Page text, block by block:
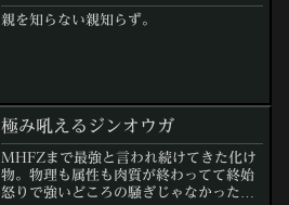
親を知らない親知らず。
極み吼えるジンオウガ
MHFZまで最強と言われ続けてきた化け
物。物理も属性も肉質が終わってて終始
怒りで強いどころの騒ぎじゃなかった。